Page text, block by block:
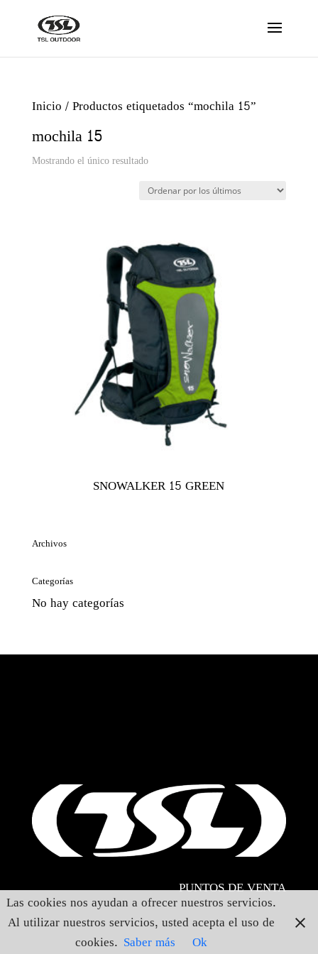
Inicio/ Productos etiquetados “mochila 15”
mochila 15
Mostrando el único resultado
SNOWALKER 15 GREEN
Archivos
Categorías
No hay categorías
PUNTOS DE VENTA
Las cookies nos ayudan a ofrecer nuestros servicios.
Al utilizar nuestros servicios, usted acepta el uso de
cookies. Saber más Ok